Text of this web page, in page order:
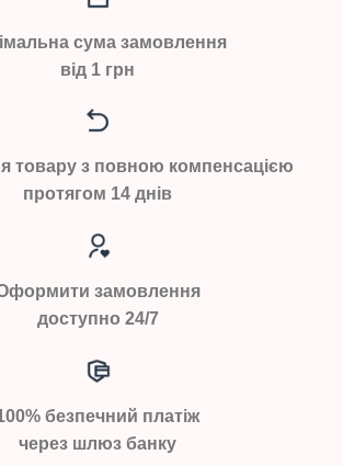
сума замовлення
від 1 грн
товару з повною компенсацією
протягом 14 днів
замовлення
доступно 24/7
безпечний платіж
через шлюз банку